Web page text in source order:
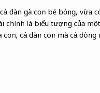
đàn gà con bé bỏng,
chính là biểu tượng của
cả đàn con mà cả dòng